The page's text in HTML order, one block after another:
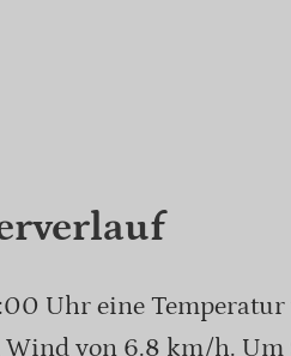
Uhr eine Temperatur
Wind von 6.8 km/h.